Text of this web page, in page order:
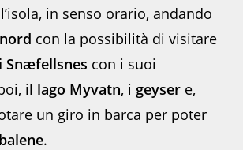
in senso orario, andando
con la possibilità di visitare
Snæfellsnes con i suoi
il lago Myvatn, i geyser e,
un giro in barca per poter
balene.